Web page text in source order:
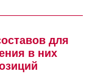
для
в них